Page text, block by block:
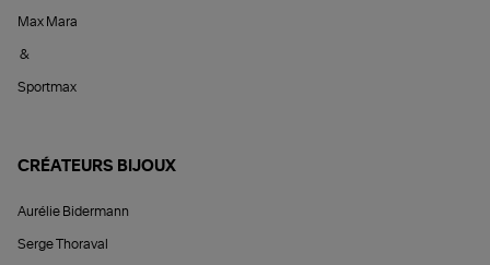
Max Mara
&
Sportmax
CRÉATEURS BIJOUX
Aurélie Bidermann
Serge Thoraval